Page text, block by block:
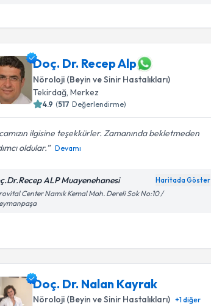
Doç. Dr. Recep Alp
Nöroloji (Beyin ve Sinir Hastalıkları)
Tekirdağ ,Merkez
4.9 (517 Değerlendirme)
ilgisine teşekkürler. Zamanında bekletmeden
oldular.
Devamı
ALP Muayenehanesi Haritada Göster
Center Namık Kemal Mah. Dereli Sok No:10 /
Doç. Dr. Nalan Kayrak
Nöroloji (Beyin ve Sinir Hastalıkları) +1diğer